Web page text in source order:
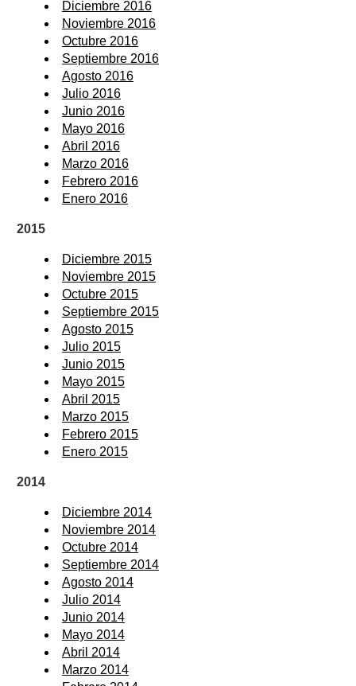
Diciembre 2016
Noviembre 2016
Octubre 2016
Septiembre 2016
Agosto 2016
Julio 2016
Junio 2016
Mayo 2016
Abril 2016
Marzo 2016
Febrero 2016
Enero 2016
2015
Diciembre 2015
Noviembre 2015
Octubre 2015
Septiembre 2015
Agosto 2015
Julio 2015
Junio 2015
Mayo 2015
Abril 2015
Marzo 2015
Febrero 2015
Enero 2015
2014
Diciembre 2014
Noviembre 2014
Octubre 2014
Septiembre 2014
Agosto 2014
Julio 2014
Junio 2014
Mayo 2014
Abril 2014
Marzo 2014